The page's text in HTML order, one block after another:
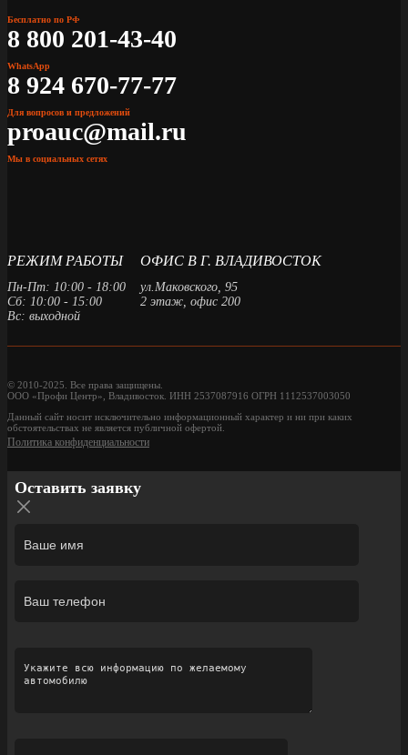
Бесплатно по РФ
8 800 201-43-40
WhatsApp
8 924 670-77-77
Для вопросов и предложений
proauc@mail.ru
Мы в социальных сетях
РЕЖИМ РАБОТЫ
Пн-Пт: 10:00 - 18:00
Сб: 10:00 - 15:00
Вс: выходной
ОФИС В Г. ВЛАДИВОСТОК
ул.Маковского, 95
2 этаж, офис 200
© 2010-2025. Все права защищены.
ООО «Профи Центр», Владивосток. ИНН 2537087916 ОГРН 1112537003050
Данный сайт носит исключительно информационный характер и ни при каких
обстоятельствах не является публичной офертой.
Политика конфиденциальности
Оставить заявку